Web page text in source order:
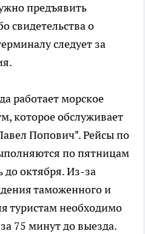
предъявить
свидетельства о
следует за
работает морское
которое обслуживает
Попович". Рейсы по
по пятницам
до октября. Из-за
таможенного и
туристам необходимо
75 минут до выезда.